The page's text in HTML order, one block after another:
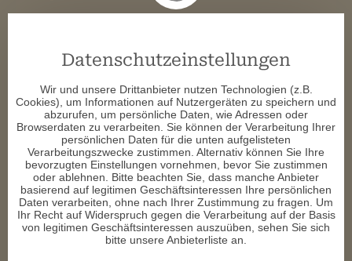
der Fisch in dein Leben tritt, könnte es an der Zeit sein, alte
Begrenzungen zu überwinden und neue Möglichkeiten zu
Wie du die Energie des Krafttiers Fisch in deinem Leben
nutzen kannst
Um die Energie des Krafttiers Fisch zu nutzen, kannst du dich
mit Wasser verbinden. Dies kann durch Meditation am Meer,
Schwimmen oder einfach durch das bewusste Trinken von
Wasser geschehen. Visualisiere den Fisch während deiner
Meditationspraxis und stelle dir vor, wie er dich zu neuen
Erkenntnissen und emotionalem Gleichgewicht führt.
Fazit
Das Krafttier Fisch ist ein kraftvolles Symbol für Intuition,
Datenschutzeinstellungen
Wir und unsere Drittanbieter nutzen Technologien (z.B.
Cookies), um Informationen auf Nutzergeräten zu speichern und
abzurufen, um persönliche Daten, wie Adressen oder
Browserdaten zu verarbeiten. Sie können der Verarbeitung Ihrer
persönlichen Daten für die unten aufgelisteten
Verarbeitungszwecke zustimmen. Alternativ können Sie Ihre
bevorzugten Einstellungen vornehmen, bevor Sie zustimmen
oder ablehnen. Bitte beachten Sie, dass manche Anbieter
basierend auf legitimen Geschäftsinteressen Ihre persönlichen
Daten verarbeiten, ohne nach Ihrer Zustimmung zu fragen. Um
Ihr Recht auf Widerspruch gegen die Verarbeitung auf der Basis
von legitimen Geschäftsinteressen auszuüben, sehen Sie sich
bitte unsere Anbieterliste an.